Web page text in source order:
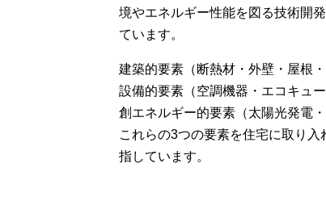
境やエネルギー性能を図る技術開
ています。
建築的要素（断熱材・外壁・屋根
設備的要素（空調機器・エコキュ
創エネルギー的要素（太陽光発電
これらの3つの要素を住宅に取り
指しています。